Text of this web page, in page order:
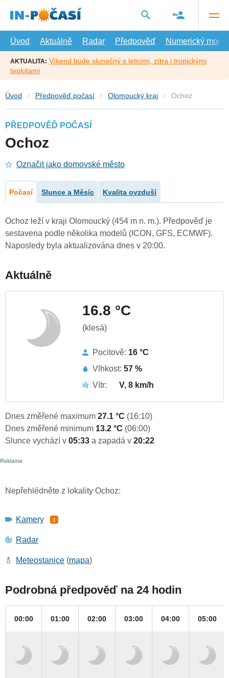
hlavní
Úvod
Aktuálně Radar Předpověď Numerický model
AKTUALITA: Víkend bude slunečný s letními, zítra i tropickými
teplotami
Úvod Předpověď počasí Olomoucký kraj Ochoz
PŘEDPOVĚĎ POČASÍ
Ochoz
Označit jako domovské město
Počasí Slunce a Měsíc Kvalita ovzduší
Ochoz leží v kraji Olomoucký (454 m n. m.). Předpověď je
sestavena podle několika modelů (ICON, GFS, ECMWF).
Naposledy byla aktualizována dnes v 20:00.
Aktuálně
16.8 °C
(klesá)
Pocitově: 16 °C
Vlhkost: 57 %
Vítr:
V, 8 km/h
Dnes změřené maximum 27.1 °C (16:10)
Dnes změřené minimum 13.2 °C (06:00)
Slunce vychází v 05:33 a zapadá v 20:22
Nepřehlédněte z lokality Ochoz:
Kamery 1
Radar
Meteostanice (mapa)
Podrobná předpověď na 24 hodin
00:00 01:00 02:00 03:00 04:00 05:00